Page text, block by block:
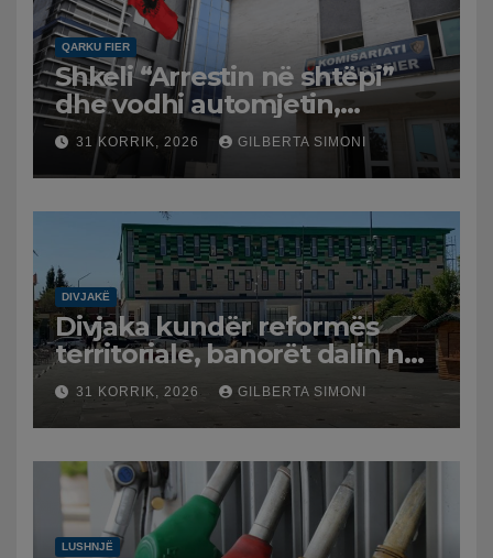
QARKU FIER
Shkeli “Arrestin në shtëpi”
dhe vodhi automjetin,
arrestohet 43-vjeçari
31 KORRIK, 2026 GILBERTA SIMONI
DIVJAKË
Divjaka kundër reformës
territoriale, banorët dalin në
protestë.
31 KORRIK, 2026 GILBERTA SIMONI
LUSHNJË